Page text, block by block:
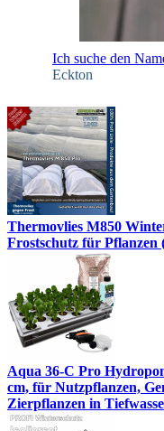
Ich suche den
Eckton
Thermovlies M850
Frostschutz für Pflanzen
Aqua 36-C Pro
cm, für Nutzpflanzen,
Zierpflanzen in